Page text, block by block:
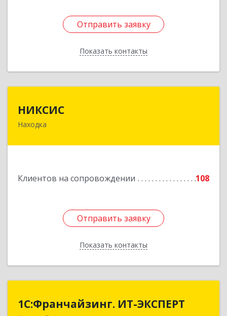
Отправить заявку
Показать контакты
Отправить заявку
Назад
НИКСИС
Находка
Клиентов на сопровождении 108
Отправить заявку
Показать контакты
Отправить заявку
Назад
1С:Франчайзинг. ИТ-ЭКСПЕРТ
1С:Франчайзинг. ИТ-ЭКСПЕРТ